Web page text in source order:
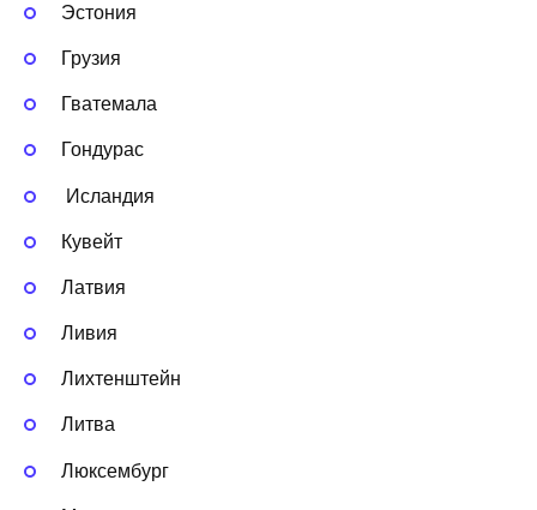
Эстония
Грузия
Гватемала
Гондурас
Исландия
Кувейт
Латвия
Ливия
Лихтенштейн
Литва
Люксембург